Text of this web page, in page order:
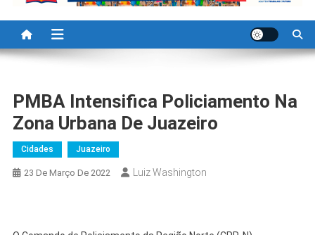
PMBA Intensifica Policiamento Na
Zona Urbana De Juazeiro
Cidades Juazeiro
23 De Março De 2022 Luiz Washington